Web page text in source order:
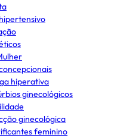
hiperativa
ginecológicos
ginecológica
feminino